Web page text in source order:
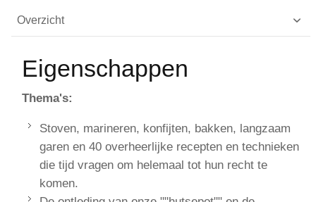
Overzicht
Eigenschappen
Thema's:
Stoven, marineren, konfijten, bakken, langzaam
garen en 40 overheerlijke recepten en technieken
die tijd vragen om helemaal tot hun recht te
komen.